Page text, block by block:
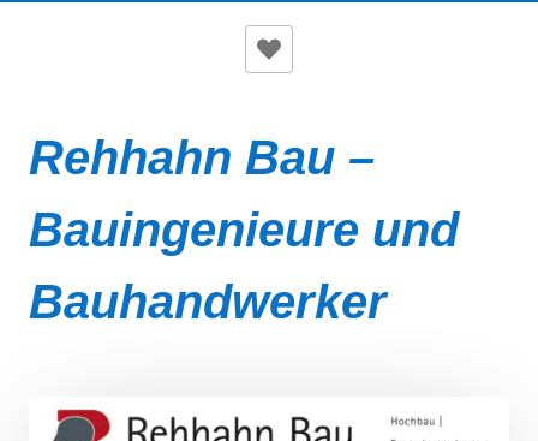
Rehhahn Bau –
Bauingenieure und
Bauhandwerker